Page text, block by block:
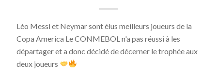
Léo Messi et Neymar sont élus meilleurs joueurs de la
Copa America Le CONMEBOL n'a pas réussi à les
départager et a donc décidé de décerner le trophée aux
deux joueurs